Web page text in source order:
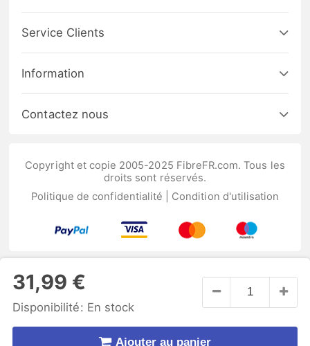
31,99 €
Disponibilité: En stock
Ajouter au panier
Service Clients
Information
Contactez nous
Copyright et copie 2005-2025 FibreFR.com. Tous les
droits sont réservés.
Politique de confidentialité
Condition d'utilisation